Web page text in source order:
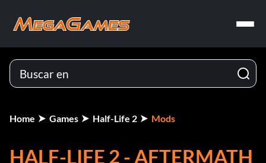
Home Games Half-Life 2 Mods
HALF-LIFE 2 - AFTERMATH